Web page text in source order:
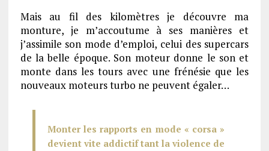
Mais au fil des kilomètres je découvre ma
monture, je m’accoutume à ses manières et
j’assimile son mode d’emploi, celui des supercars
de la belle époque. Son moteur donne le son et
monte dans les tours avec une frénésie que les
nouveaux moteurs turbo ne peuvent égaler…
Monter les rapports en mode « corsa »
devient vite addictif tant la violence de